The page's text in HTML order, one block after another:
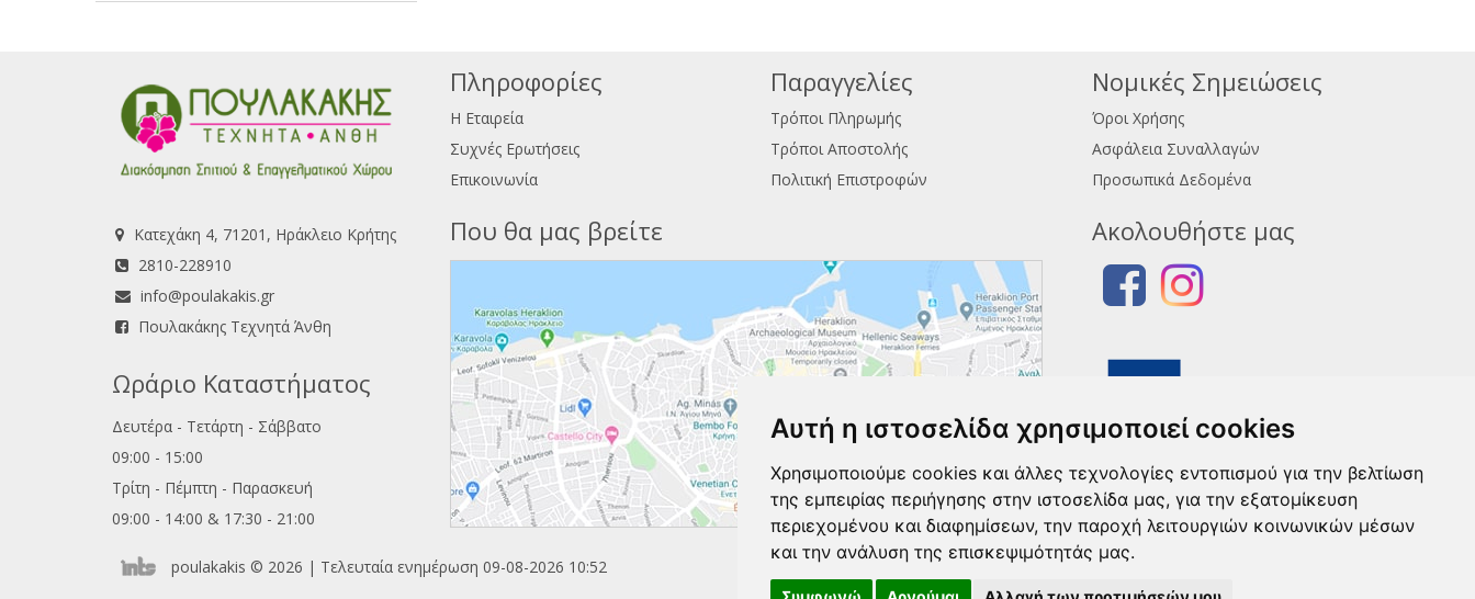
Αυτή η ιστοσελίδα χρησιμοποιεί cookies
Χρησιμοποιούμε cookies και άλλες τεχνολογίες εντοπισμού για την βελτίωση
της εμπειρίας περιήγησης στην ιστοσελίδα μας, για την εξατομίκευση
περιεχομένου και διαφημίσεων, την παροχή λειτουργιών κοινωνικών μέσων
και την ανάλυση της επισκεψιμότητάς μας.
Πληροφορίες
Η Εταιρεία
Συχνές Ερωτήσεις
Επικοινωνία
Παραγγελίες
Τρόποι Πληρωμής
Τρόποι Αποστολής
Πολιτική Επιστροφών
Νομικές Σημειώσεις
Όροι Χρήσης
Ασφάλεια Συναλλαγών
Προσωπικά Δεδομένα
Κατεχάκη 4, 71201, Ηράκλειο Κρήτης
2810-228910
info@poulakakis.gr
Πουλακάκης Τεχνητά Άνθη
Ωράριο Καταστήματος
Δευτέρα - Τετάρτη - Σάββατο
09:00 - 15:00
Τρίτη - Πέμπτη - Παρασκευή
09:00 - 14:00 & 17:30 - 21:00
Που θα μας βρείτε Ακολουθήστε μας
poulakakis © 2026 | Τελευταία ενημέρωση 09-08-2026 10:52